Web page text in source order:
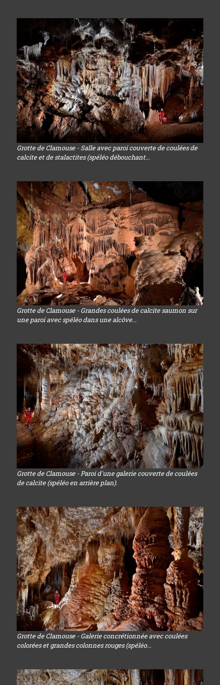
Grotte de Clamouse - Salle avec paroi couverte de coulées de
calcite et de stalactites (spéléo débouchant...
Grotte de Clamouse - Grandes coulées de calcite saumon sur
une paroi avec spéléo dans une alcôve...
Grotte de Clamouse - Paroi d'une galerie couverte de coulées
de calcite (spéléo en arrière plan).
Grotte de Clamouse - Galerie concrétionnée avec coulées
colorées et grandes colonnes rouges (spéléo...